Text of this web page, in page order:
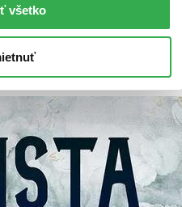
všetko
vypredaný. Ak ho chcete mať,